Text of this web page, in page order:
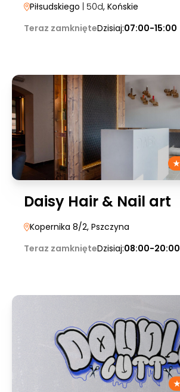
Piłsudskiego | 50d, Końskie
Teraz zamknięteDzisiaj:07:00-15:00
Daisy Hair & Nail art
Kopernika 8/2, Pszczyna
Teraz zamknięteDzisiaj:08:00-20:00